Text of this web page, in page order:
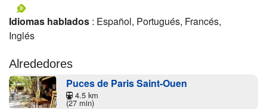
Idiomas hablados : Español, Portugués, Francés,
Inglés
Alrededores
Puces de Paris Saint-Ouen
4.5 km
(27 min)